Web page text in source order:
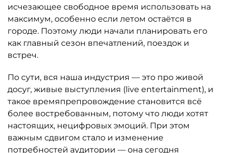
исчезающее свободное время использовать на
максимум, особенно если летом остаётся в
городе. Поэтому люди начали планировать его
как главный сезон впечатлений, поездок и
встреч.
По сути, вся наша индустрия — это про живой
досуг, живые выступления (live entertainment), и
такое времяпрепровождение становится всё
более востребованным, потому что люди хотят
настоящих, нецифровых эмоций. При этом
важным сдвигом стало и изменение
потребностей аудитории — она сегодня